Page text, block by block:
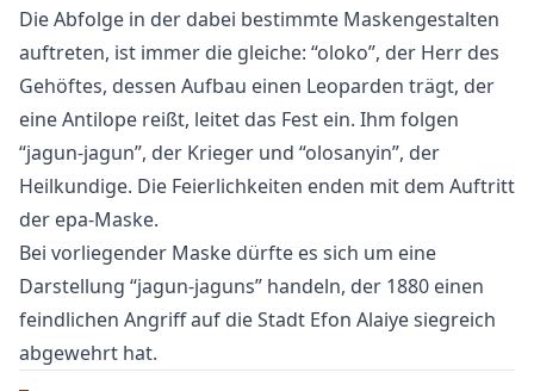
Die Abfolge in der dabei bestimmte Maskengestalten
auftreten, ist immer die gleiche: “oloko”, der Herr des
Gehöftes, dessen Aufbau einen Leoparden trägt, der
eine Antilope reißt, leitet das Fest ein. Ihm folgen
“jagun-jagun”, der Krieger und “olosanyin”, der
Heilkundige. Die Feierlichkeiten enden mit dem Auftritt
der epa-Maske.
Bei vorliegender Maske dürfte es sich um eine
Darstellung “jagun-jaguns” handeln, der 1880 einen
feindlichen Angriff auf die Stadt Efon Alaiye siegreich
abgewehrt hat.